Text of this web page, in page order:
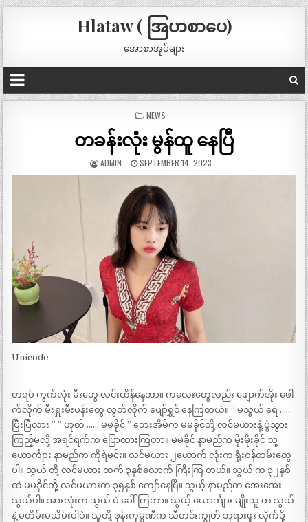
Hlataw ( အြပာစာပေ)
အောစာအုပ်များ
POSTED
NEWS
တခန်းလုံး မွန်ထူ နေပြီ
ADMIN SEPTEMBER 14, 2023
Unicode
တရပ် ကွက်လုံး မီးတွေ လင်းထိန်နေတာ။ ကလေးတွေလည်း ဖျောက်အိုး ဖေါ
က်လိုက် မီးရှူးမီးပန်းတွေ လွတ်လိုက် ပျော်ရွှင် နေကြတယ်။ ” မသွယ် ရေ ……
ပြီးပြီလား ” ” ဟုတ် …… မမခိုင် ” ဘေးအိမ်က မမခိုင်တို့ လင်မယားနဲ့ ပွဲသွား
ကြည့်မလို့ အရင်ရက်က ပြောထားကြတာ။ မမခိုင် နာမည်က မိုးမိုးခိုင် သူ့
ယောင်္ကျား နာမည်က ကိုရဲမင်း။ လင်မယား ၂ယောက် လုံးက ရုံးဝန်ထမ်းတွေ
ပါ။ သွယ် တို့ လင်မယား ထက် ၃နှစ်လောက် ကြီးကြ တယ်။ သွယ် က ၃၂နှစ်
ထဲ မမခိုင်တို့ လင်မယားက ၃၅နှစ် ကျော်နေပြီ။ သွယ့် နာမည်က အေးအေး
သွယ်ပါ။ အားလုံးက သွယ် ပဲ ခေါ်ကြတာ။ သွယ့် ယောင်္ကျား မျိုးသူ က သွယ်
နဲ့ မတိမ်းမယိမ်းပါပဲ။ သူတို့ ဖုန်းကုမ္ပဏီက သီတင်းကျွတ် ဘုရားဖူး လိုက်ပို့